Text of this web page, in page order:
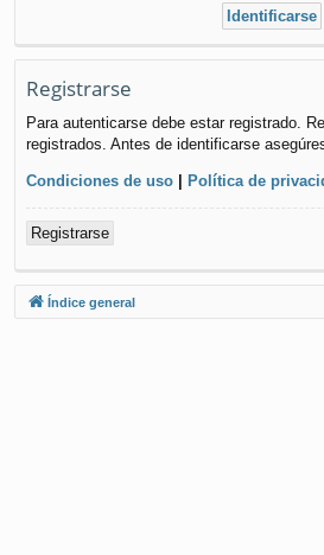
Registrarse
Para autenticarse debe estar registrado.
registrados. Antes de identificarse
Condiciones de uso | Política de
Registrarse
Índice general